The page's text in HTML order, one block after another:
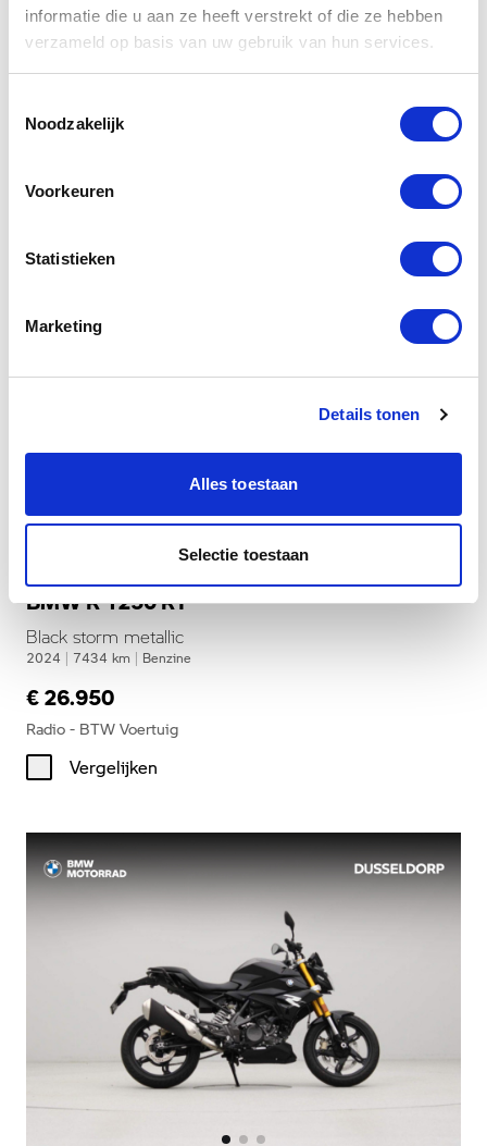
informatie die u aan ze heeft verstrekt of die ze hebben
verzameld op basis van uw gebruik van hun services.
Noodzakelijk
Voorkeuren
Statistieken
Marketing
Details tonen
Alles toestaan
Selectie toestaan
€ 16.950
lage kilometerstand!
Dusseldorp Den Haag
BMW R 1250 RT
Black storm metallic
2024 | 7434 km | Benzine
€ 26.950
Radio - BTW Voertuig
Vergelijken